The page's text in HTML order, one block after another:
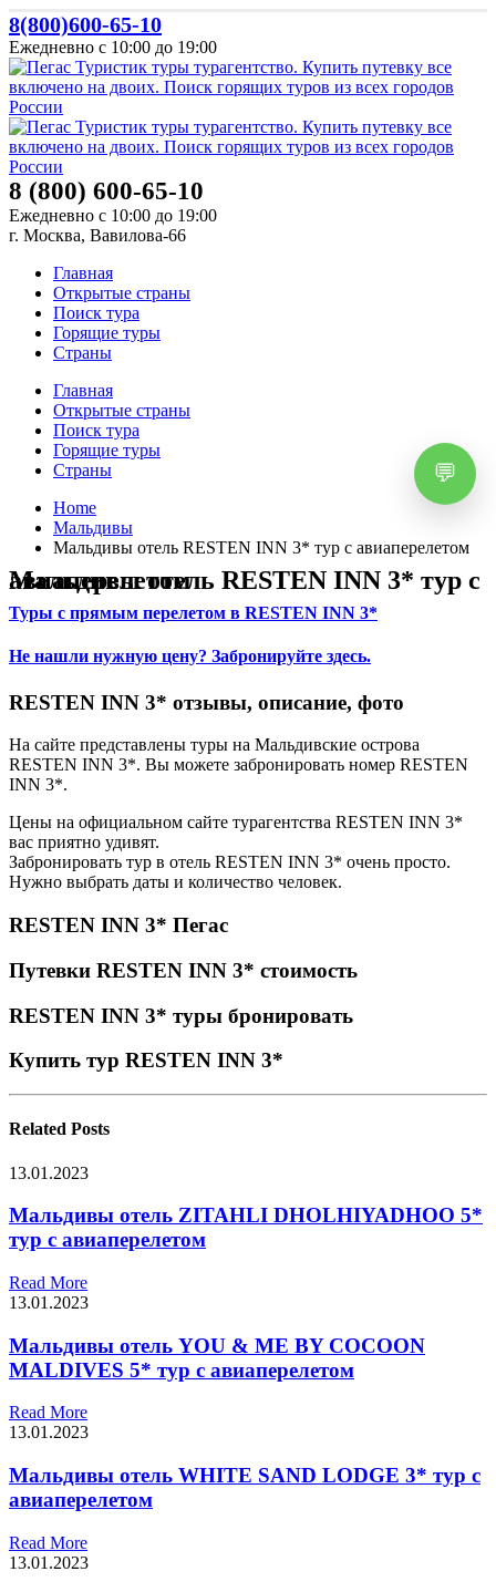
8(800)600-65-10
Ежедневно с 10:00 до 19:00
8 (800) 600-65-10
Ежедневно с 10:00 до 19:00
г. Москва, Вавилова-66
Главная
Открытые страны
Поиск тура
Горящие туры
Страны
Главная
Открытые страны
Поиск тура
Горящие туры
Страны
Home
Мальдивы
Мальдивы отель RESTEN INN 3* тур с авиаперелетом
Мальдивы отель RESTEN INN 3* тур с авиаперелетом
Туры с прямым перелетом в RESTEN INN 3*
Не нашли нужную цену? Забронируйте здесь.
RESTEN INN 3* отзывы, описание, фото
На сайте представлены туры на Мальдивские острова
RESTEN INN 3*. Вы можете забронировать номер RESTEN
INN 3*.
Цены на официальном сайте турагентства RESTEN INN 3*
вас приятно удивят.
Забронировать тур в отель RESTEN INN 3* очень просто.
Нужно выбрать даты и количество человек.
RESTEN INN 3* Пегас
Путевки RESTEN INN 3* стоимость
RESTEN INN 3* туры бронировать
Купить тур RESTEN INN 3*
Related Posts
13.01.2023
Мальдивы отель ZITAHLI DHOLHIYADHOO 5*
тур с авиаперелетом
Read More
13.01.2023
Мальдивы отель YOU & ME BY COCOON
MALDIVES 5* тур с авиаперелетом
Read More
13.01.2023
Мальдивы отель WHITE SAND LODGE 3* тур с
авиаперелетом
Read More
13.01.2023